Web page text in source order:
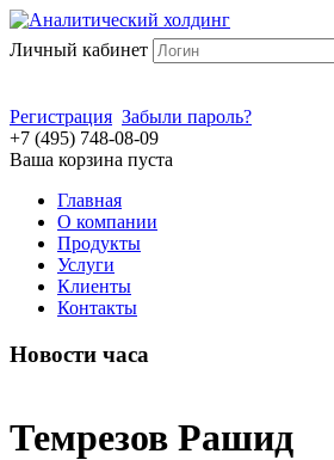
Личный кабинет
Регистрация Забыли пароль?
+7 (495) 748-08-09
Ваша корзина пуста
Главная
О компании
Продукты
Услуги
Клиенты
Контакты
Новости часа
Темрезов Рашид